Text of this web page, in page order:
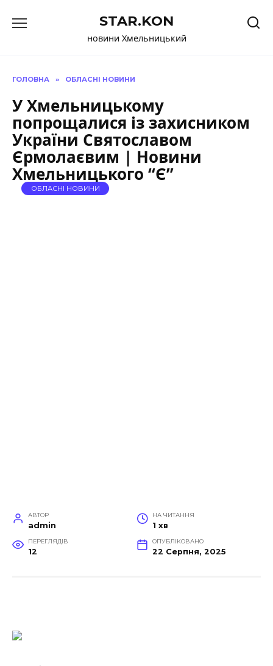
до
STAR.KON
новини Хмельницький
ГОЛОВНА » ОБЛАСНІ НОВИНИ
У Хмельницькому
попрощалися із захисником
України Святославом
Єрмолаєвим | Новини
Хмельницького “Є”
ОБЛАСНІ НОВИНИ
АВТОР
admin
НА ЧИТАННЯ
1 хв
ПЕРЕГЛЯДІВ
12
ОПУБЛІКОВАНО
22 Серпня, 2025